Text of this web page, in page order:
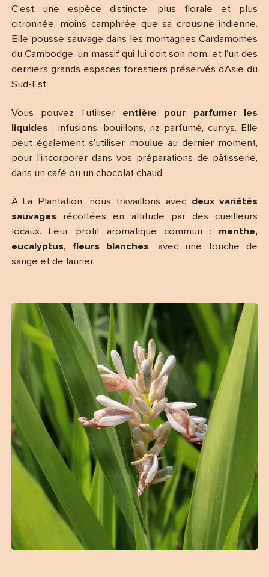
C’est une espèce distincte, plus florale et plus
citronnée, moins camphrée que sa crousine indienne.
Elle pousse sauvage dans les montagnes Cardamomes
du Cambodge, un massif qui lui doit son nom, et l’un des
derniers grands espaces forestiers préservés d’Asie du
Sud-Est.
Vous pouvez l’utiliser entière pour parfumer les
liquides: infusions, bouillons, riz parfumé, currys. Elle
peut également s’utiliser moulue au dernier moment,
pour l’incorporer dans vos préparations de pâtisserie,
dans un café ou un chocolat chaud.
À La Plantation, nous travaillons avec deux variétés
sauvagesrécoltées en altitude par des cueilleurs
locaux. Leur profil aromatique commun : menthe,
eucalyptus, fleurs blanches, avec une touche de
sauge et de laurier.